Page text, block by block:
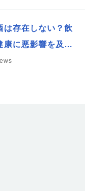
は存在しない？飲
康に悪影響を及…